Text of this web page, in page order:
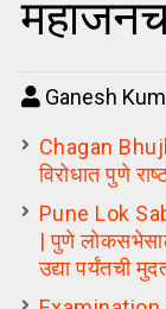
Ganesh
Chagan
विरोधात पुणे
Pune Lok
| पुणे
उद्या पर्यंतची